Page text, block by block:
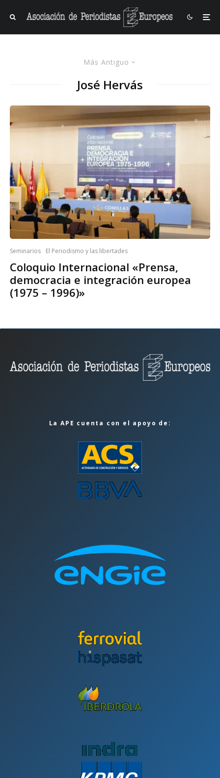
Más Antiguo
José Hervás
Seminarios El Periodismo y las libertades
Coloquio Internacional «Prensa,
democracia e integración europea
(1975 – 1996)»
La APE cuenta con el apoyo de: